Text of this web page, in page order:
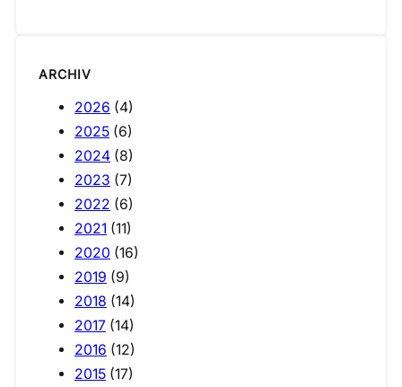
ARCHIV
2026 (4)
2025 (6)
2024 (8)
2023 (7)
2022 (6)
2021 (11)
2020 (16)
2019 (9)
2018 (14)
2017 (14)
2016 (12)
2015 (17)